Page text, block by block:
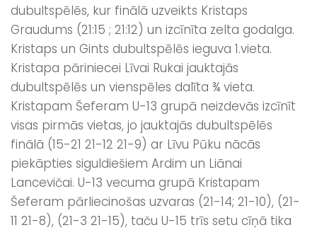
dubultspēlēs, kur finālā uzveikts Kristaps
Graudums (21:15 ; 21:12) un izcīnīta zelta godalga.
Kristaps un Gints dubultspēlēs ieguva 1.vieta.
Kristapa pāriniecei Līvai Rukai jauktajās
dubultspēlēs un vienspēles dalīta ¾ vieta.
Kristapam Šeferam U-13 grupā neizdevās izcīnīt
visas pirmās vietas, jo jauktajās dubultspēlēs
finālā (15-21 21-12 21-9) ar Līvu Pūku nācās
piekāpties siguldiešiem Ardim un Liānai
Lancevičai. U-13 vecuma grupā Kristapam
Šeferam pārliecinošas uzvaras (21-14; 21-10), (21-
11 21-8), (21-3 21-15), taču U-15 trīs setu cīņā tika